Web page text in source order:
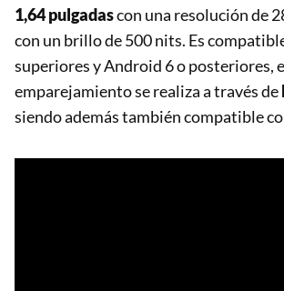
1,64 pulgadascon una resolución de
con un brillo de 500 nits. Es
superiores y Android 6 o posteriores,
emparejamiento se realiza a través de
siendo además también compatible